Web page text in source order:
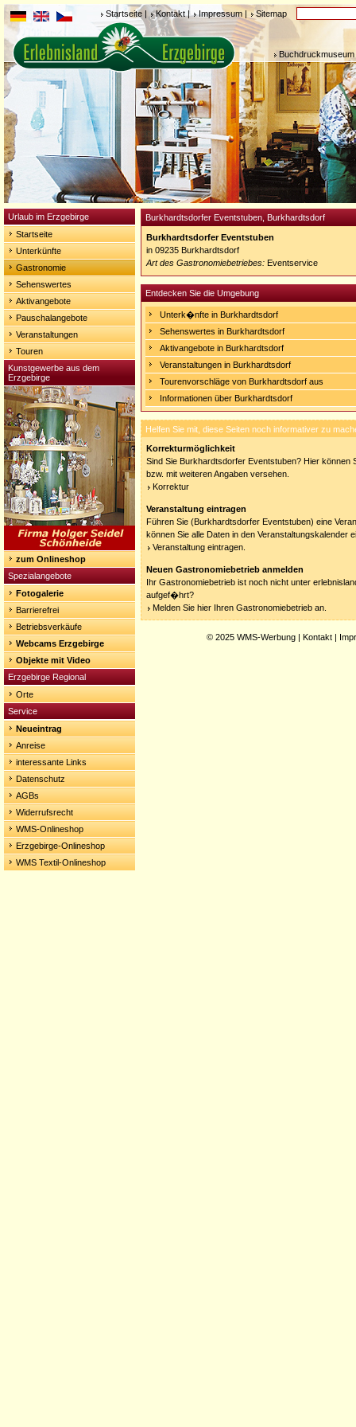
Startseite | Kontakt | Impressum | Sitemap
Urlaub im Erzgebirge
Startseite
Unterkünfte
Gastronomie
Sehenswertes
Aktivangebote
Pauschalangebote
Veranstaltungen
Touren
Kunstgewerbe aus dem
Erzgebirge
zum Onlineshop
Spezialangebote
Fotogalerie
Barrierefrei
Betriebsverkäufe
Webcams Erzgebirge
Objekte mit Video
Erzgebirge Regional
Orte
Service
Neueintrag
Anreise
interessante Links
Datenschutz
AGBs
Widerrufsrecht
WMS-Onlineshop
Erzgebirge-Onlineshop
WMS Textil-Onlineshop
Burkhardtsdorfer Eventstuben, Burkhardtsdorf
Burkhardtsdorfer Eventstuben
in 09235 Burkhardtsdorf
Art des Gastronomiebetriebes: Eventservice
Entdecken Sie die Umgebung
Unterk�nfte in Burkhardtsdorf
Sehenswertes in Burkhardtsdorf
Aktivangebote in Burkhardtsdorf
Veranstaltungen in Burkhardtsdorf
Tourenvorschläge von Burkhardtsdorf aus
Informationen über Burkhardtsdorf
Helfen Sie mit, diese Seiten noch informativer zu
Korrekturmöglichkeit
Sind Sie Burkhardtsdorfer Eventstuben? Hier können
bzw. mit weiteren Angaben versehen.
Korrektur
Veranstaltung eintragen
Führen Sie (Burkhardtsdorfer Eventstuben) eine
können Sie alle Daten in den Veranstaltungskalender
Veranstaltung eintragen.
Neuen Gastronomiebetrieb anmelden
Ihr Gastronomiebetrieb ist noch nicht unter
aufgef�hrt?
Melden Sie hier Ihren Gastronomiebetrieb an.
© 2025 WMS-Werbung | Kontakt |